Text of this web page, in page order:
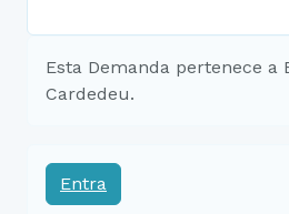
Esta Demanda pertenece a
Cardedeu.
Entra